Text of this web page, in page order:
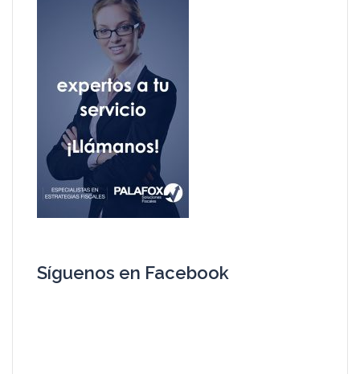
Síguenos en Facebook